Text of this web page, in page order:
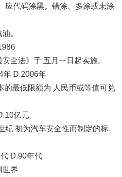
应代码涂黑。错涂、多涂或未涂
。
全法》于 五月一日起实施。
年 D.2006年
的最低限额为 人民币或等值可兑
亿元
纪 初为汽车安全性而制定的标
D.90年代
世界